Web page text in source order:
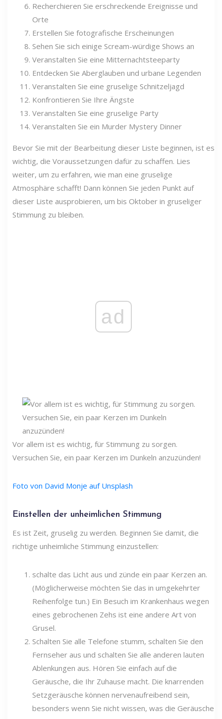
Recherchieren Sie erschreckende Ereignisse und
Orte
Erstellen Sie fotografische Erscheinungen
Sehen Sie sich einige Scream-würdige Shows an
Veranstalten Sie eine Mitternachtsteeparty
Entdecken Sie Aberglauben und urbane Legenden
Veranstalten Sie eine gruselige Schnitzeljagd
Konfrontieren Sie Ihre Ängste
Veranstalten Sie eine gruselige Party
Veranstalten Sie ein Murder Mystery Dinner
Bevor Sie mit der Bearbeitung dieser Liste beginnen, ist es
wichtig, die Voraussetzungen dafür zu schaffen. Lies
weiter, um zu erfahren, wie man eine gruselige
Atmosphäre schafft! Dann können Sie jeden Punkt auf
dieser Liste ausprobieren, um bis Oktober in gruseliger
Stimmung zu bleiben.
ad
Vor allem ist es wichtig, für Stimmung zu sorgen.
Versuchen Sie, ein paar Kerzen im Dunkeln anzuzünden!
Foto von David Monje auf Unsplash
Einstellen der unheimlichen Stimmung
Es ist Zeit, gruselig zu werden. Beginnen Sie damit, die
richtige unheimliche Stimmung einzustellen:
schalte das Licht aus und zünde ein paar Kerzen an.
(Möglicherweise möchten Sie das in umgekehrter
Reihenfolge tun.) Ein Besuch im Krankenhaus wegen
eines gebrochenen Zehs ist eine andere Art von
Grusel.
Schalten Sie alle Telefone stumm, schalten Sie den
Fernseher aus und schalten Sie alle anderen lauten
Ablenkungen aus. Hören Sie einfach auf die
Geräusche, die Ihr Zuhause macht. Die knarrenden
Setzgeräusche können nervenaufreibend sein,
besonders wenn Sie nicht wissen, was die Geräusche